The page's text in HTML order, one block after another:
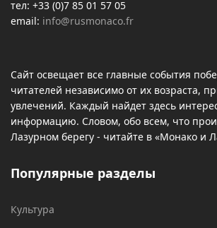
тел: +33 (0)7 85 01 57 05
email: info@rusmonaco.fr
Сайт освещает все главные события
читателей независимо от их возраста,
увлечений. Каждый найдет здесь
информацию. Словом, обо всем, что
Лазурном берегу - читайте в «Монако и
Популярные разделы
Культура